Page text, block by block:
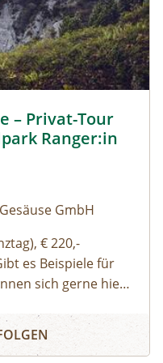
e oder zur
ziemlich aktiv
einem
passionierter
– Privat-Tour
Ranger:in
GmbH
€ 220,-
es Beispiele für
sich gerne hier
Standard-Touren
aber auch gerne
Tour mit einem/r